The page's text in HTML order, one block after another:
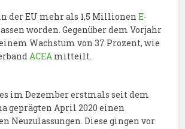
der EU mehr als 1,5 MillionenE-
worden. Gegenüber dem Vorjahr
Wachstum von 37 Prozent, wie
ACEA mitteilt.
im Dezember erstmals seit dem
geprägten April 2020 einen
Neuzulassungen. Diese gingen vor